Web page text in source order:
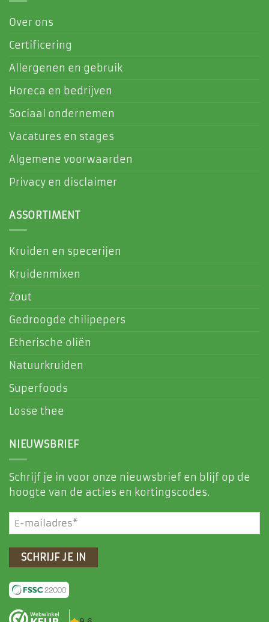
Over ons
Certificering
Allergenen en gebruik
Horeca en bedrijven
Sociaal ondernemen
Vacatures en stages
Algemene voorwaarden
Privacy en disclaimer
ASSORTIMENT
Kruiden en specerijen
Kruidenmixen
Zout
Gedroogde chilipepers
Etherische oliën
Natuurkruiden
Superfoods
Losse thee
NIEUWSBRIEF
Schrijf je in voor onze nieuwsbrief en blijf op de
hoogte van de acties en kortingscodes.
E-
mailadres
(Vereist)